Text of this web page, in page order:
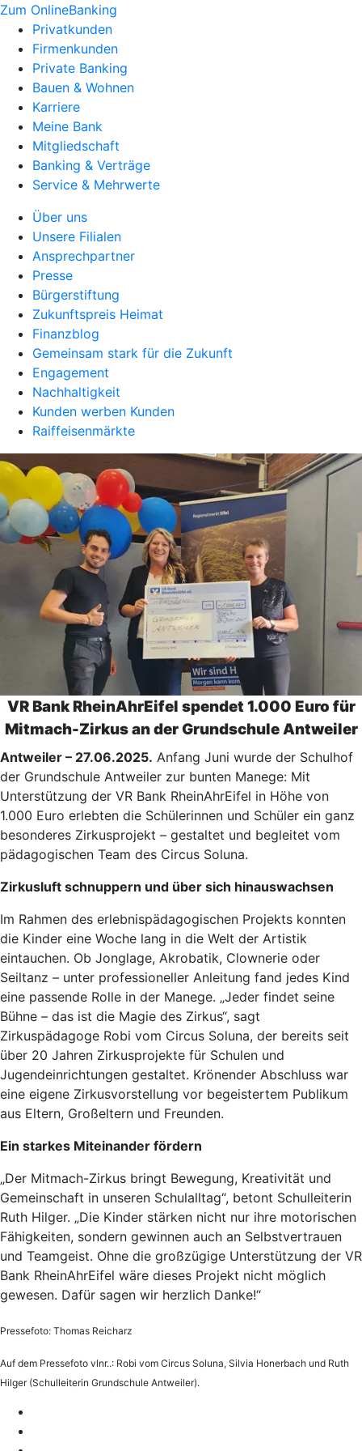
Zum OnlineBanking
Privatkunden
Firmenkunden
Private Banking
Bauen & Wohnen
Karriere
Meine Bank
Mitgliedschaft
Banking & Verträge
Service & Mehrwerte
Über uns
Unsere Filialen
Ansprechpartner
Presse
Bürgerstiftung
Zukunftspreis Heimat
Finanzblog
Gemeinsam stark für die Zukunft
Engagement
Nachhaltigkeit
Kunden werben Kunden
Raiffeisenmärkte
VR Bank RheinAhrEifel spendet 1.000 Euro für
Mitmach-Zirkus an der Grundschule Antweiler
Antweiler – 27.06.2025. Anfang Juni wurde der Schulhof
der Grundschule Antweiler zur bunten Manege: Mit
Unterstützung der VR Bank RheinAhrEifel in Höhe von
1.000 Euro erlebten die Schülerinnen und Schüler ein ganz
besonderes Zirkusprojekt – gestaltet und begleitet vom
pädagogischen Team des Circus Soluna.
Zirkusluft schnuppern und über sich hinauswachsen
Im Rahmen des erlebnispädagogischen Projekts konnten
die Kinder eine Woche lang in die Welt der Artistik
eintauchen. Ob Jonglage, Akrobatik, Clownerie oder
Seiltanz – unter professioneller Anleitung fand jedes Kind
eine passende Rolle in der Manege. „Jeder findet seine
Bühne – das ist die Magie des Zirkus“, sagt
Zirkuspädagoge Robi vom Circus Soluna, der bereits seit
über 20 Jahren Zirkusprojekte für Schulen und
Jugendeinrichtungen gestaltet. Krönender Abschluss war
eine eigene Zirkusvorstellung vor begeistertem Publikum
aus Eltern, Großeltern und Freunden.
Ein starkes Miteinander fördern
„Der Mitmach-Zirkus bringt Bewegung, Kreativität und
Gemeinschaft in unseren Schulalltag“, betont Schulleiterin
Ruth Hilger. „Die Kinder stärken nicht nur ihre motorischen
Fähigkeiten, sondern gewinnen auch an Selbstvertrauen
und Teamgeist. Ohne die großzügige Unterstützung der VR
Bank RheinAhrEifel wäre dieses Projekt nicht möglich
gewesen. Dafür sagen wir herzlich Danke!“
Pressefoto: Thomas Reicharz
Auf dem Pressefoto vlnr..: Robi vom Circus Soluna, Silvia Honerbach und Ruth
Hilger (Schulleiterin Grundschule Antweiler).